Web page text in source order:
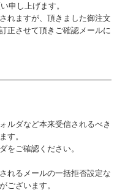
申し上げます。
れますが、頂きました御注文
正させて頂きご確認メールに
ルダなど本来受信されるべき
す。
をご確認ください。
れるメールの一括拒否設定な
ございます。